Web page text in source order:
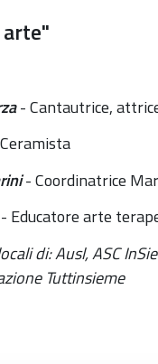
- Cantautrice,
Ceramista
- Coordinatrice
Educatore arte
di: Ausl, ASC
Tuttinsieme